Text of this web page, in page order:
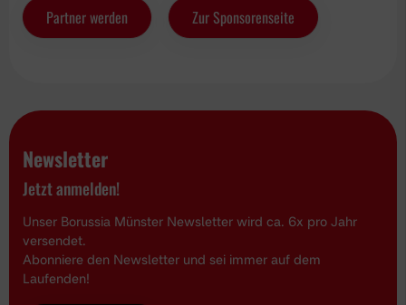
Partner werden Zur Sponsorenseite
Newsletter
Jetzt anmelden!
Unser Borussia Münster Newsletter wird ca. 6x pro Jahr
versendet.
Abonniere den Newsletter und sei immer auf dem
Laufenden!